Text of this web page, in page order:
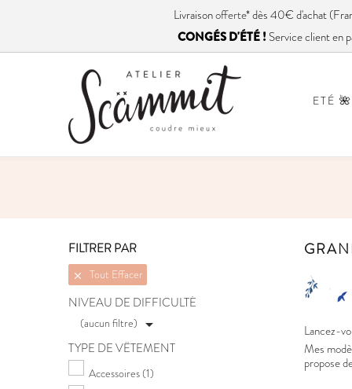
Livraisonofferte* dès 40€ d'achat
CONGÉS D'ÉTÉ ! Service client en
ETÉ 🌺
FILTRER PAR
 Tout Effacer
NIVEAU DE DIFFICULTÉ
(aucun filtre) 
TYPE DE VÊTEMENT
Accessoires (1)
Lancez-
Mes
propose